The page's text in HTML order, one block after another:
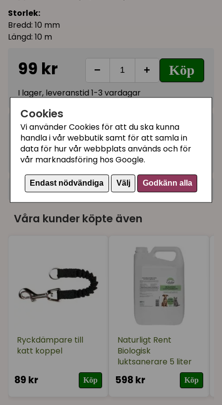
Cookies
Vi använder Cookies för att du ska kunna
handla i vår webbutik samt för att samla in
data för hur vår webbplats används och för
vår marknadsföring hos Google.
Endast nödvändiga Välj Godkänn alla
Storlek:
Bredd: 10 mm
Längd: 10 m
99 kr − + Köp
I lager, leveranstid 1-3 vardagar
Kategorier:
Koppel till katt
Artikelnummer:19801
Recensioner (1)
Anneli
för 1 år sedan
rasslade efter honom😊 fungerar som det ska,
Våra kunder köpte även
Ryckdämpare till
katt koppel
89 kr Köp
Naturligt Rent
Biologisk
luktsanerare 5 liter
598 kr Köp